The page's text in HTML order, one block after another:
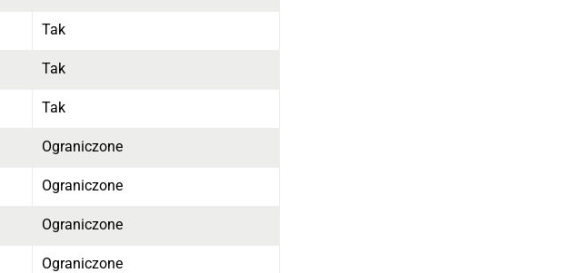
Tak
Tak
Tak
Ograniczone
Ograniczone
Ograniczone
Ograniczone